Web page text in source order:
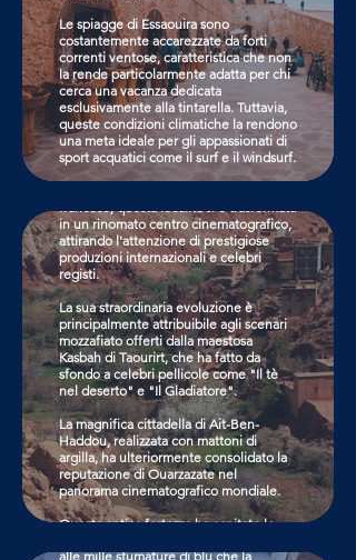
Le spiagge di Essaouira sono
costantemente accarezzate da forti
correnti ventose, caratteristica che non
la rende particolarmente adatta per chi
cerca una vacanza dedicata
esclusivamente alla tintarella. Tuttavia,
queste condizioni climatiche la rendono
una meta ideale per gli appassionati di
sport acquatici come il surf e il windsurf.
l'orizzonte marino dove numerose vele
multicolori dei surfisti si muovono
armoniosamente tra le onde
dell'oceano.
CLICCA QUI
Ouarzazate
Nel cuore del Marocco sorge la città
denominata la Hollywood nordafricana:
Ouarzazate.
in un rinomato centro cinematografico,
attirando l'attenzione di prestigiose
produzioni internazionali e celebri
registi.
La sua straordinaria evoluzione è
principalmente attribuibile agli scenari
mozzafiato offerti dalla maestosa
Kasbah di Taourirt, che ha fatto da
sfondo a celebri pellicole come "Il tè
nel deserto" e "Il Gladiatore".
La magnifica cittadella di Ait-Ben-
Haddou, realizzata con mattoni di
argilla, ha ulteriormente consolidato la
reputazione di Ouarzazate nel
panorama cinematografico mondiale.
Questa antica fortezza ha ospitato le
successo come "Lawrence D'Arabia", "Il
Chefchaouen
La splendida Chefchaouen è una delle
alle mille sfumature di blu che la